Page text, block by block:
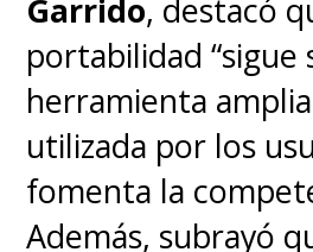
Garrido, destacó
portabilidad “sigue
herramienta
utilizada por los
fomenta la
Además, subrayó